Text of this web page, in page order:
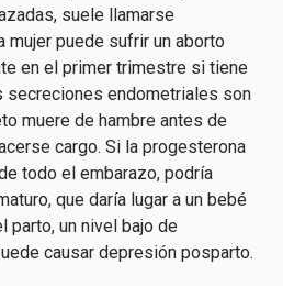
suele llamarse
mujer puede sufrir un aborto
en el primer trimestre si tiene
secreciones endometriales son
muere de hambre antes de
cargo. Si la progesterona
todo el embarazo, podría
que daría lugar a un bebé
parto, un nivel bajo de
causar depresión posparto.